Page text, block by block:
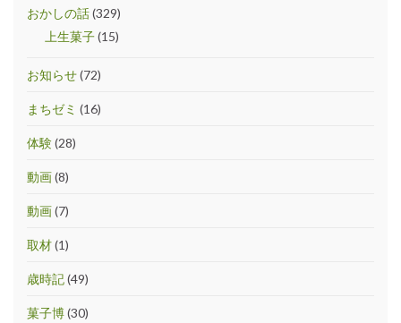
おかしの話(329)
上生菓子(15)
お知らせ(72)
まちゼミ (16)
体験(28)
動画(8)
動画(7)
取材(1)
歳時記(49)
菓子博(30)